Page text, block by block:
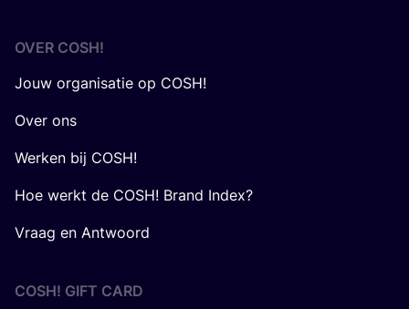
OVER COSH!
Jouw organisatie op COSH!
Over ons
Werken bij COSH!
Hoe werkt de COSH! Brand Index?
Vraag en Antwoord
COSH! GIFT CARD